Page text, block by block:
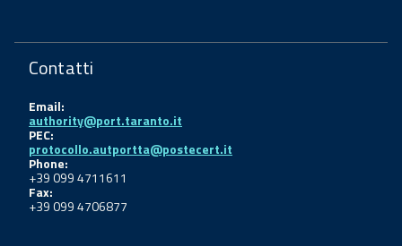
Contatti
Email:
authority@port.taranto.it
PEC:
protocollo.autportta@postecert.it
Phone:
+39 099 4711611
Fax:
+39 099 4706877